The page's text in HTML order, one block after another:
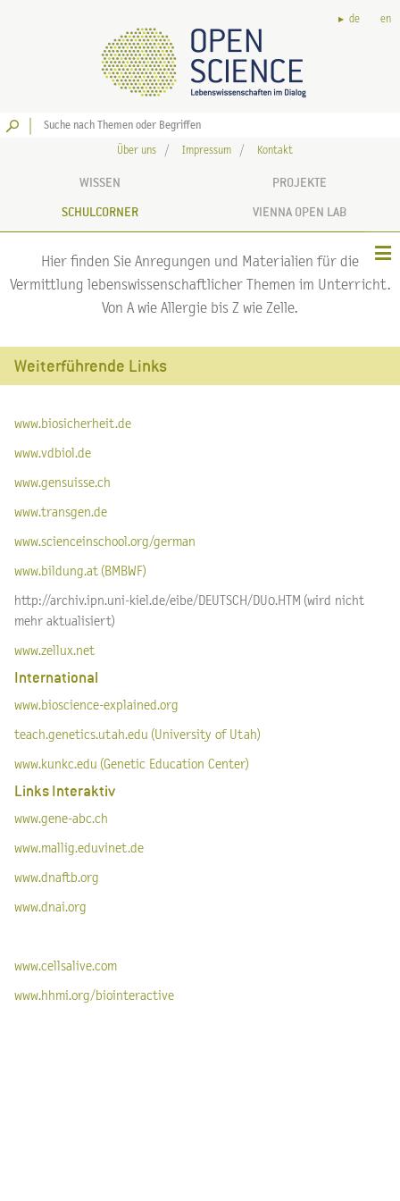
de en
Über uns Impressum Kontakt
WISSEN PROJEKTE
SCHULCORNER VIENNA OPEN LAB
Hier finden Sie Anregungen und Materialien für die
Vermittlung lebenswissenschaftlicher Themen im Unterricht.
Von A wie Allergie bis Z wie Zelle.
Weiterführende Links
www.biosicherheit.de
www.vdbiol.de
www.gensuisse.ch
www.transgen.de
www.scienceinschool.org/german
www.bildung.at (BMBWF)
http://archiv.ipn.uni-kiel.de/eibe/DEUTSCH/DU0.HTM (wird nicht
mehr aktualisiert)
www.zellux.net
International
www.bioscience-explained.org
teach.genetics.utah.edu (University of Utah)
www.kunkc.edu (Genetic Education Center)
Links Interaktiv
www.gene-abc.ch
www.mallig.eduvinet.de
www.dnaftb.org
www.dnai.org
www.cellsalive.com
www.hhmi.org/biointeractive